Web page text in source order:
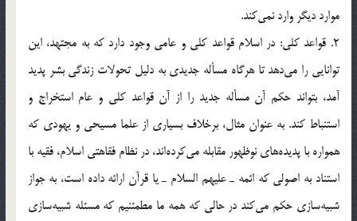
موارد ديگر وارد نمي‌کند.
2. قواعد کلي: در اسلام قواعد کلي و عامي وجود دارد که به مجتهد، اين
توانايي را مي‌دهد تا هرگاه مسأله جديدي به دليل تحولات زندگي بشر پديد
آمد، بتواند حکم آن مسأله جديد را از آن قواعد کلي و عام استخراج و
استنباط کند. به عنوان مثال، برخلاف بسياري از علما مسيحي و يهودي که
همواره با پديده‌هاي نوظهور مقابله مي‌کرده‌اند، در نظام فقاهتی اسلام، فقيه با
استناد به اصولي که ائمه ـ عليهم السلام ـ يا قرآن ارائه داده است، به جواز
شبيه‌سازي حکم مي‌کند در حالي که همه ما مطمئنيم که مسئله شبيه‌سازي